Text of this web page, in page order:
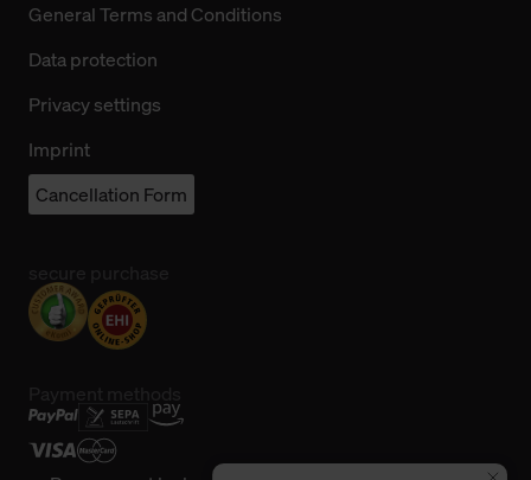
General Terms and Conditions
Data protection
Privacy settings
Imprint
Cancellation Form